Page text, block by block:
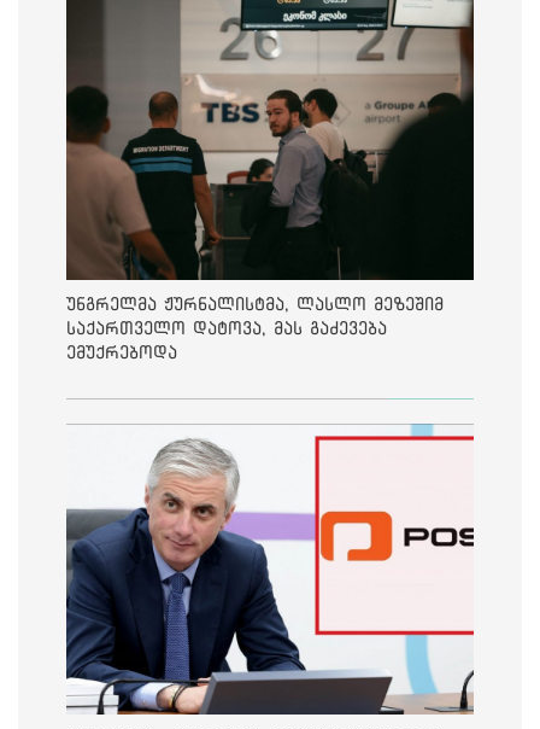
უნგრელმა ჟურნალისტმა, ლასლო მეზეშიმ
საქართველო დატოვა, მას გაძევება
ემუქრებოდა